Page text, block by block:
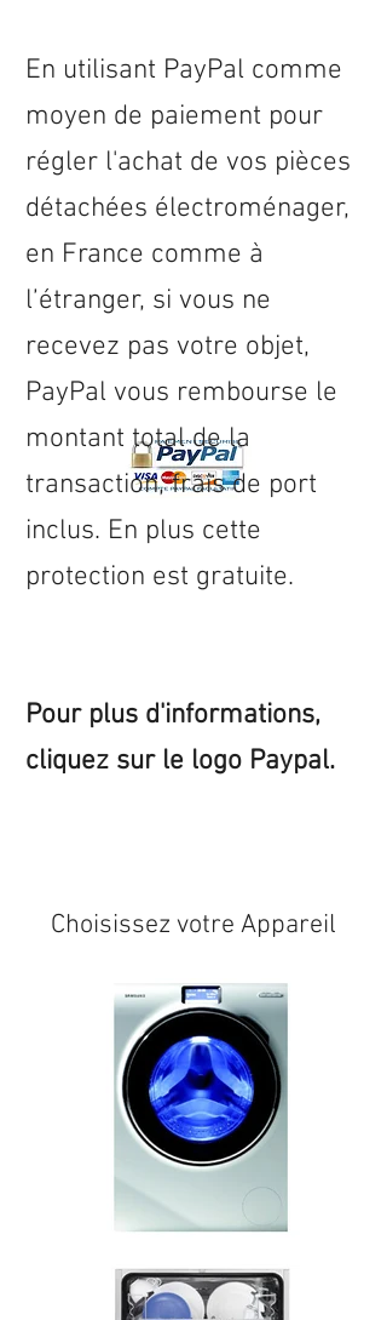
En utilisant PayPal comme
moyen de paiement pour
régler l'achat de vos pièces
détachées électroménager,
en France comme à
l’étranger, si vous ne
recevez pas votre objet,
PayPal vous rembourse le
montant total de la
transaction, frais de port
inclus. En plus cette
protection est gratuite.
Pour plus d'informations,
cliquez sur le logo Paypal.
Choisissez votre Appareil